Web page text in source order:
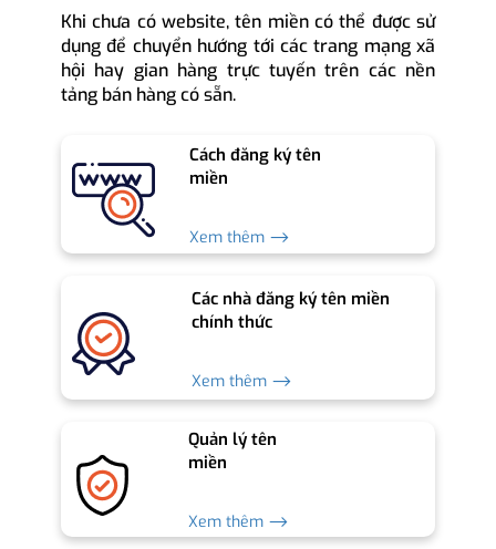
Khi chưa có website, tên miền có thể được sử
dụng để chuyển hướng tới các trang mạng xã
hội hay gian hàng trực tuyến trên các nền
tảng bán hàng có sẵn.
Cách đăng ký tên
miền
Xem thêm ⟶
Các nhà đăng ký tên miền
chính thức
Xem thêm ⟶
Quản lý tên
miền
Xem thêm ⟶